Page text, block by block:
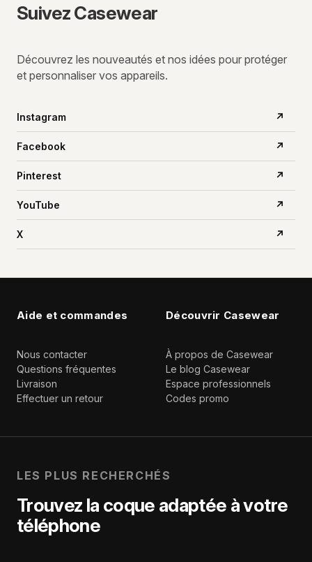
Suivez Casewear
Découvrez les nouveautés et nos idées pour protéger
et personnaliser vos appareils.
Instagram ↗
Facebook ↗
Pinterest ↗
YouTube ↗
X ↗
Aide et commandes
Nous contacter
Questions fréquentes
Livraison
Effectuer un retour
Découvrir Casewear
À propos de Casewear
Le blog Casewear
Espace professionnels
Codes promo
LES PLUS RECHERCHÉS
Trouvez la coque adaptée à votre
téléphone